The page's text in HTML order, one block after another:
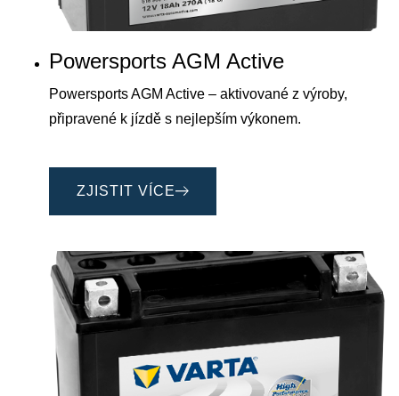
Powersports AGM Active
Powersports AGM Active – aktivované z výroby,
připravené k jízdě s nejlepším výkonem.
ZJISTIT VÍCE